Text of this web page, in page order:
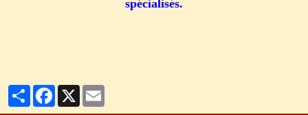
spécialisés.
PartagerFacebook
X